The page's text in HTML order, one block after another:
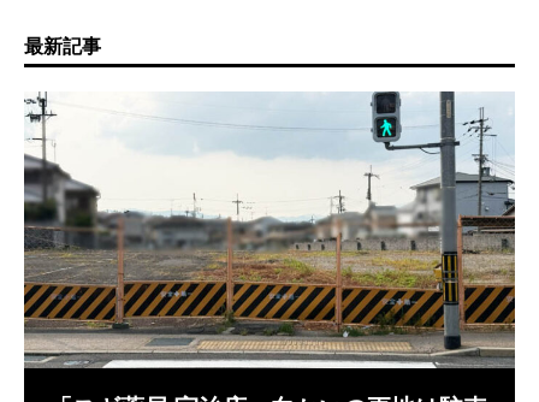
最新記事